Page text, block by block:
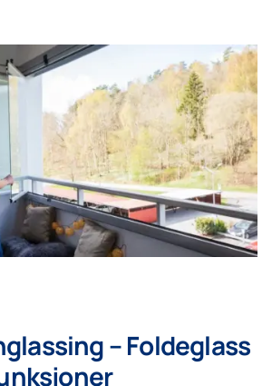
tilpasses?
produseres på mål og
– Foldeglass